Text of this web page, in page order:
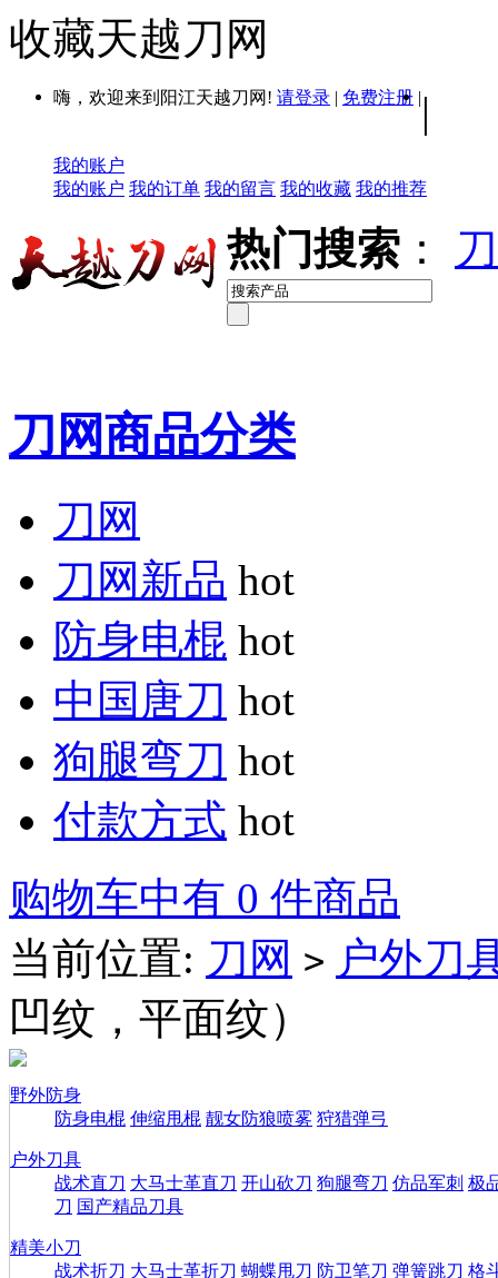
收藏天越刀网
嗨，欢迎来到阳江天越刀网! 请登录 | 免费注册 | |
我的账户
我的账户 我的订单 我的留言 我的收藏 我的推荐
热门搜索 ：
刀网商品分类
刀网
刀网新品 hot
防身电棍 hot
中国唐刀 hot
狗腿弯刀 hot
付款方式 hot
购物车中有 0 件商品
当前位置: 刀网 > 户外刀
凹纹，平面纹）
野外防身
防身电棍 伸缩甩棍 靓女防狼喷雾 狩猎弹弓
户外刀具
战术直刀 大马士革直刀 开山砍刀 狗腿弯刀 仿品军刺 极
刀 国产精品刀具
精美小刀
战术折刀 大马士革折刀 蝴蝶甩刀 防卫笔刀 弹簧跳刀 格